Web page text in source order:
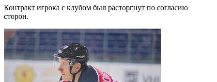
Контракт игрока с клубом был расторгнут по согласию
сторон.